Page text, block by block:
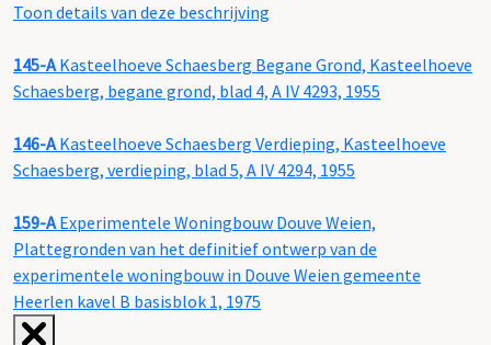
Toon details van deze beschrijving
145-AKasteelhoeve Schaesberg Begane Grond, Kasteelhoeve
Schaesberg, begane grond, blad 4, A IV 4293, 1955
146-AKasteelhoeve Schaesberg Verdieping, Kasteelhoeve
Schaesberg, verdieping, blad 5, A IV 4294, 1955
159-A Experimentele Woningbouw Douve Weien,
Plattegronden van het definitief ontwerp van de
experimentele woningbouw in Douve Weien gemeente
Heerlen kavel B basisblok 1, 1975